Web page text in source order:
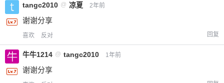
tangc2010 @ 凉夏 2年前
谢谢分享
喜欢 反对 回复
牛牛1214 @ tangc2010 1年前
谢谢分享